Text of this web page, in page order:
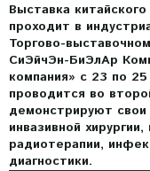
Выставка
проходит в
Торгово-
СиЭйчЭн-БиЭлАр
компания» с 23 по
проводится во
демонстрируют
инвазивной
радиотерапии,
диагностики.